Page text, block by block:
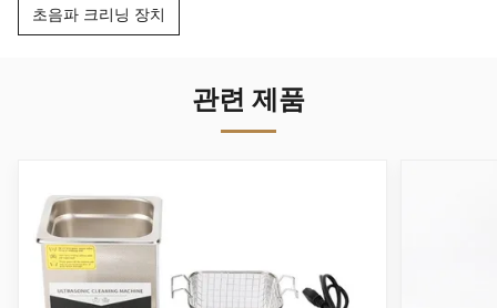
초음파 크리닝 장치
관련 제품